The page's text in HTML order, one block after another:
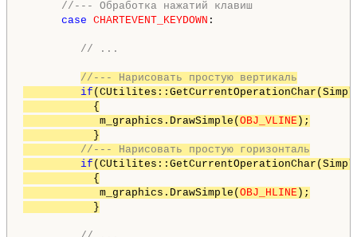
//--- Обработка нажатий клавиш
case CHARTEVENT_KEYDOWN :
// ...
//--- Нарисовать простую вертикаль
if
{
m_graphics.DrawSimple( OBJ_VLINE );
}
//--- Нарисовать простую горизонталь
if
{
m_graphics.DrawSimple( OBJ_HLINE );
}